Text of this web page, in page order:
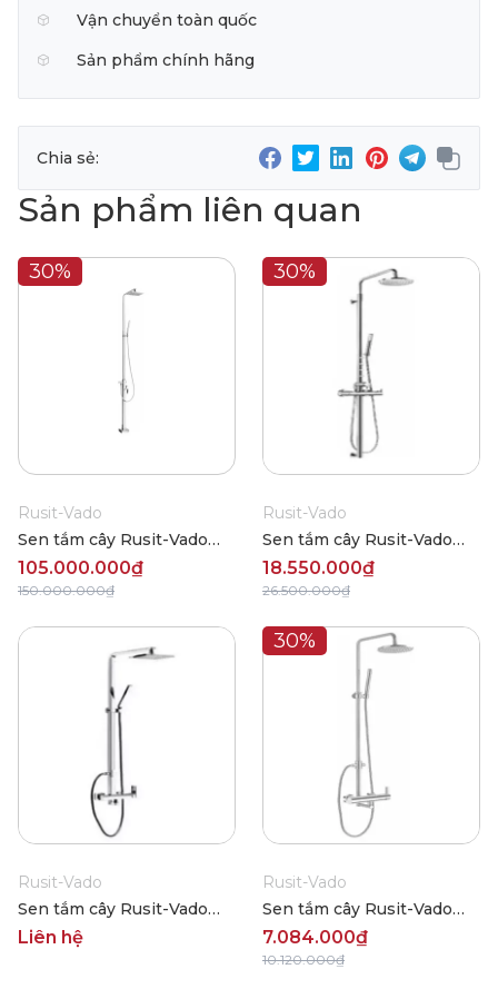
Vận chuyển toàn quốc
Sản phẩm chính hãng
Chia sẻ:
Sản phẩm liên quan
30%
Rusit-Vado
Sen tắm cây Rusit-Vado
President 1001
105.000.000₫
150.000.000₫
30%
Rusit-Vado
Sen tắm cây Rusit-Vado
President 1002
18.550.000₫
26.500.000₫
Rusit-Vado
Sen tắm cây Rusit-Vado
R686T606
Liên hệ
30%
Rusit-Vado
Sen tắm cây Rusit-Vado
R686T608
7.084.000₫
10.120.000₫